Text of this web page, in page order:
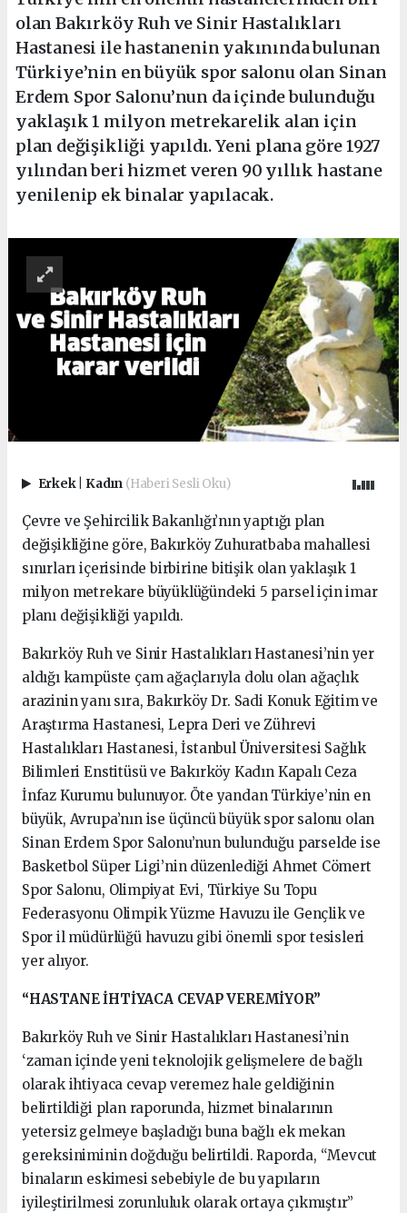
olan Bakırköy Ruh ve Sinir Hastalıkları
Hastanesi ile hastanenin yakınında bulunan
Türkiye’nin en büyük spor salonu olan Sinan
Erdem Spor Salonu’nun da içinde bulunduğu
yaklaşık 1 milyon metrekarelik alan için
plan değişikliği yapıldı. Yeni plana göre 1927
yılından beri hizmet veren 90 yıllık hastane
yenilenip ek binalar yapılacak.
Erkek Kadın (Haberi Sesli Oku)
Çevre ve Şehircilik Bakanlığı’nın yaptığı plan
değişikliğine göre, Bakırköy Zuhuratbaba mahallesi
sınırları içerisinde birbirine bitişik olan yaklaşık 1
milyon metrekare büyüklüğündeki 5 parsel için imar
planı değişikliği yapıldı.
Bakırköy Ruh ve Sinir Hastalıkları Hastanesi’nin yer
aldığı kampüste çam ağaçlarıyla dolu olan ağaçlık
arazinin yanı sıra, Bakırköy Dr. Sadi Konuk Eğitim ve
Araştırma Hastanesi, Lepra Deri ve Zührevi
Hastalıkları Hastanesi, İstanbul Üniversitesi Sağlık
Bilimleri Enstitüsü ve Bakırköy Kadın Kapalı Ceza
İnfaz Kurumu bulunuyor. Öte yandan Türkiye’nin en
büyük, Avrupa’nın ise üçüncü büyük spor salonu olan
Sinan Erdem Spor Salonu’nun bulunduğu parselde ise
Basketbol Süper Ligi’nin düzenlediği Ahmet Cömert
Spor Salonu, Olimpiyat Evi, Türkiye Su Topu
Federasyonu Olimpik Yüzme Havuzu ile Gençlik ve
Spor il müdürlüğü havuzu gibi önemli spor tesisleri
yer alıyor.
“HASTANE İHTİYACA CEVAP VEREMİYOR”
Bakırköy Ruh ve Sinir Hastalıkları Hastanesi’nin
‘zaman içinde yeni teknolojik gelişmelere de bağlı
olarak ihtiyaca cevap veremez hale geldiğinin
belirtildiği plan raporunda, hizmet binalarının
yetersiz gelmeye başladığı buna bağlı ek mekan
gereksiniminin doğduğu belirtildi. Raporda, “Mevcut
binaların eskimesi sebebiyle de bu yapıların
iyileştirilmesi zorunluluk olarak ortaya çıkmıştır”